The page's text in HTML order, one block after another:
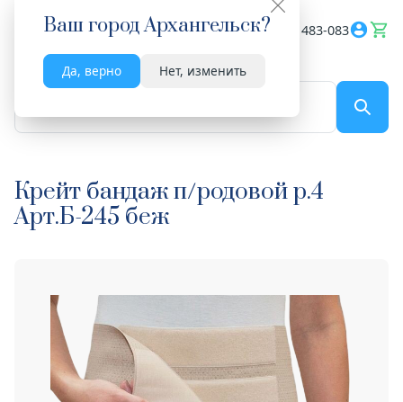
Ваш городАрхангельск?
Да, верно Нет, изменить
Весь сайт 8182 483-083
Крейт бандаж п/родовой р.4
Арт.Б-245 беж